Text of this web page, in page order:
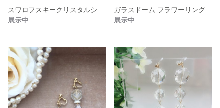
展示中
ガラスドーム フラワーリング
展示中